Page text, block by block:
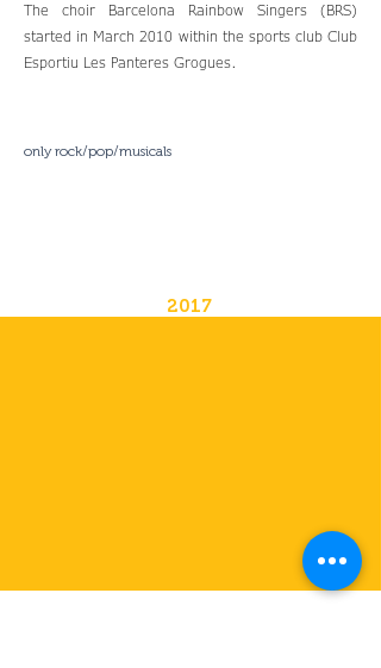
The choir Barcelona Rainbow Singers (BRS)
started in March 2010 within the sports club Club
Esportiu Les Panteres Grogues.
only rock/pop/musicals
2017